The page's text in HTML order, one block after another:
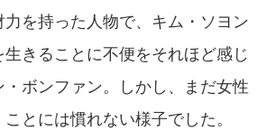
力を持った人物で、キム・ソヨン
生きることに不便をそれほど感じ
ボンファン。しかし、まだ女性
とには慣れない様子でした。